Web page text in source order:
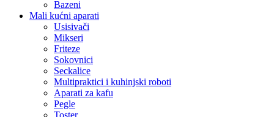
Bazeni
Mali kućni aparati
Usisivači
Mikseri
Friteze
Sokovnici
Seckalice
Multipraktici i kuhinjski roboti
Aparati za kafu
Pegle
Toster